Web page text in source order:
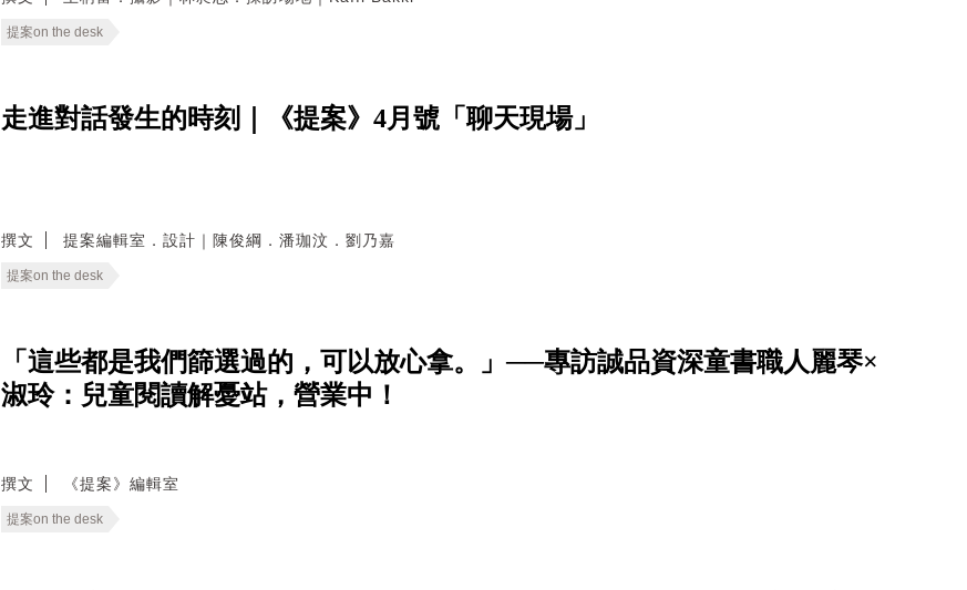
提案on the desk
走進對話發生的時刻｜《提案》4月號「聊天現場」
撰文 提案編輯室．設計｜陳俊綱．潘珈汶．劉乃嘉
提案on the desk
「這些都是我們篩選過的，可以放心拿。」──專訪誠品資深童書職人麗琴×
淑玲：兒童閱讀解憂站，營業中！
撰文 《提案》編輯室
提案on the desk